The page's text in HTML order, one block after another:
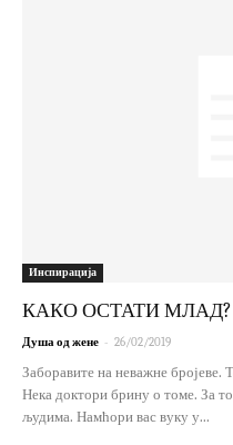
Инспирација
КАКО ОСТАТИ МЛАД?
Душа од жене - 26/02/2019
Заборавите на неважне бројеве.
Нека доктори брину о томе. За
људима. Намћори вас вуку у...